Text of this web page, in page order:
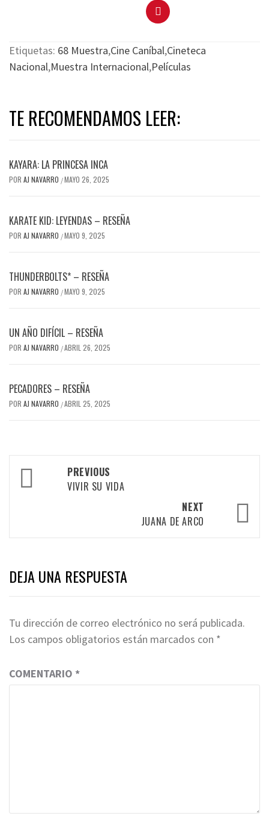
Etiquetas: 68 Muestra,Cine Caníbal,Cineteca
Nacional,Muestra Internacional,Películas
TE RECOMENDAMOS LEER:
KAYARA: LA PRINCESA INCA
POR AJ NAVARRO /MAYO 26, 2025
KARATE KID: LEYENDAS – RESEÑA
POR AJ NAVARRO /MAYO 9, 2025
THUNDERBOLTS* – RESEÑA
POR AJ NAVARRO /MAYO 9, 2025
UN AÑO DIFÍCIL – RESEÑA
POR AJ NAVARRO /ABRIL 26, 2025
PECADORES – RESEÑA
POR AJ NAVARRO /ABRIL 25, 2025
Post
navigation
PREVIOUS
VIVIR SU VIDA
NEXT
JUANA DE ARCO
DEJA UNA RESPUESTA
Tu dirección de correo electrónico no será publicada.
Los campos obligatorios están marcados con *
COMENTARIO *